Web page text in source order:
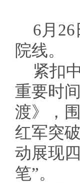
6月
院线。
紧扣
重要时
渡》，
红军突
动展现
笔”。